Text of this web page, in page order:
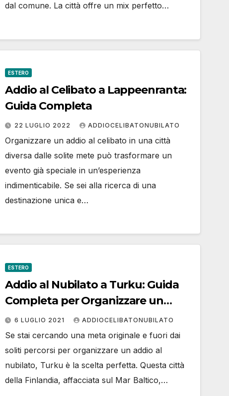
dal comune. La città offre un mix perfetto…
ESTERO
Addio al Celibato a Lappeenranta:
Guida Completa
22 LUGLIO 2022 ADDIOCELIBATONUBILATO
Organizzare un addio al celibato in una città
diversa dalle solite mete può trasformare un
evento già speciale in un’esperienza
indimenticabile. Se sei alla ricerca di una
destinazione unica e…
ESTERO
Addio al Nubilato a Turku: Guida
Completa per Organizzare un
Weekend Indimenticabile
6 LUGLIO 2021 ADDIOCELIBATONUBILATO
Se stai cercando una meta originale e fuori dai
soliti percorsi per organizzare un addio al
nubilato, Turku è la scelta perfetta. Questa città
della Finlandia, affacciata sul Mar Baltico,…